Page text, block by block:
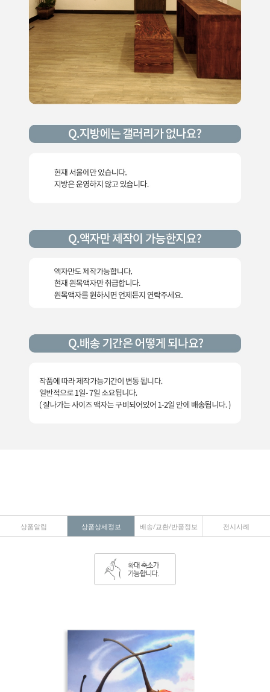
상품알림 상품상세정보 배송/교환/반품정보 전시사례